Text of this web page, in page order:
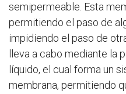
semipermeable. Esta
permitiendo el paso de
impidiendo el paso de
lleva a cabo mediante la
líquido, el cual forma un
membrana, permitiendo